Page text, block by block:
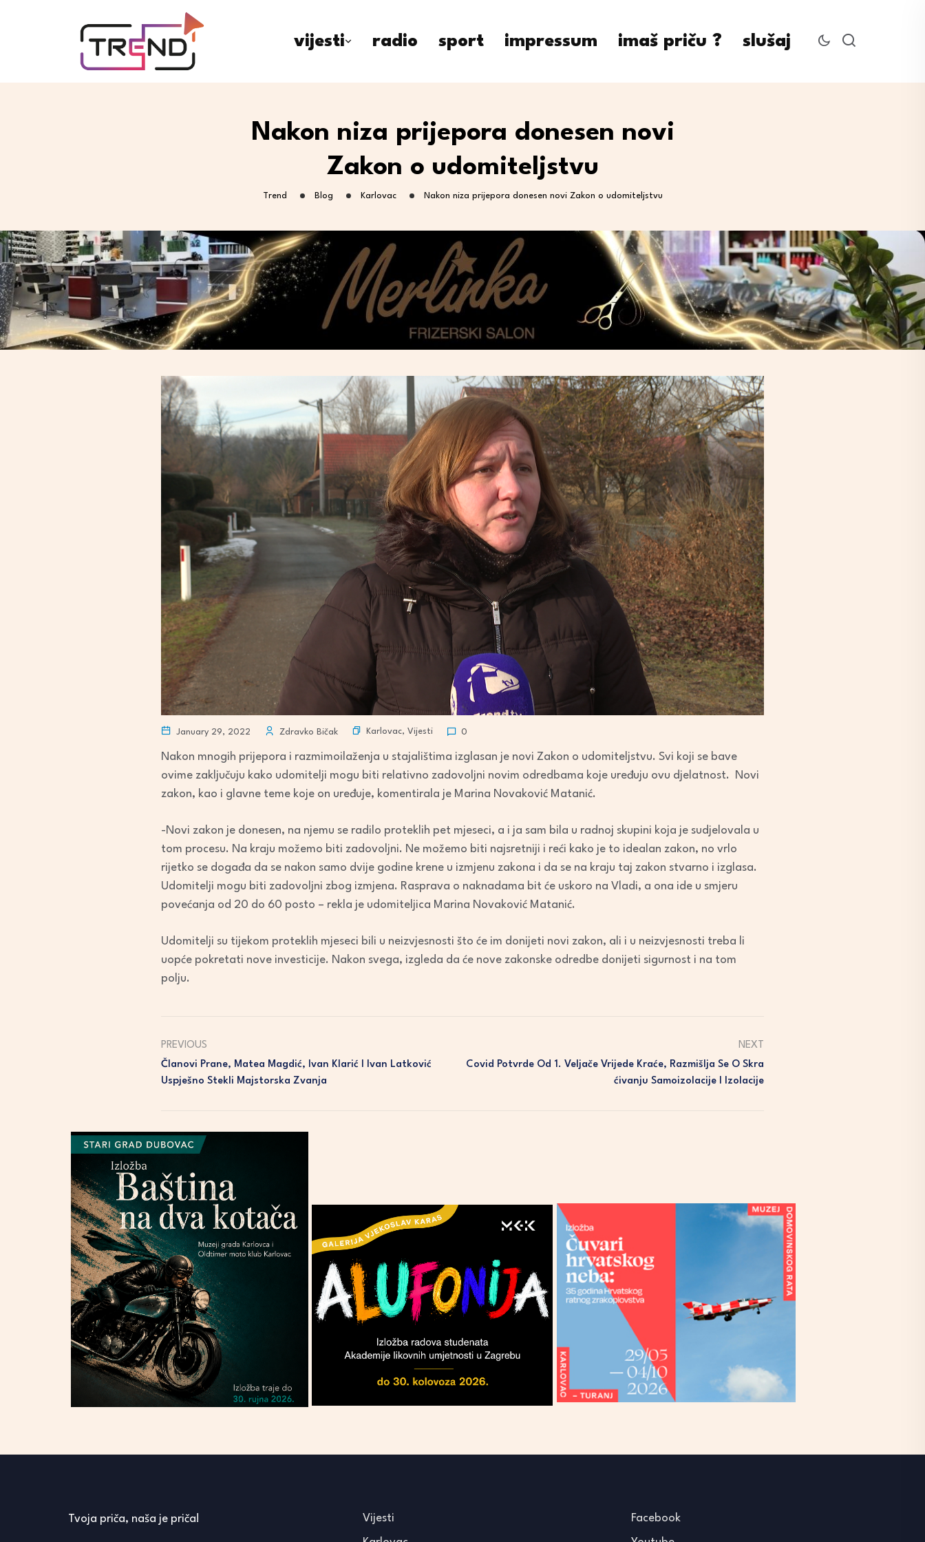
vijesti radio sport impressum imaš priču ? slušaj
Nakon niza prijepora donesen novi
Zakon o udomiteljstvu
Trend Blog Karlovac Nakon niza prijepora donesen novi Zakon o udomiteljstvu
January 29, 2022 Zdravko Bičak Karlovac, Vijesti 0
Nakon mnogih prijepora i razmimoilaženja u stajalištima izglasan je novi Zakon o udomiteljstvu. Svi koji se bave
ovime zaključuju kako udomitelji mogu biti relativno zadovoljni novim odredbama koje uređuju ovu djelatnost. Novi
zakon, kao i glavne teme koje on uređuje, komentirala je Marina Novaković Matanić.
-Novi zakon je donesen, na njemu se radilo proteklih pet mjeseci, a i ja sam bila u radnoj skupini koja je sudjelovala u
tom procesu. Na kraju možemo biti zadovoljni. Ne možemo biti najsretniji i reći kako je to idealan zakon, no vrlo
rijetko se događa da se nakon samo dvije godine krene u izmjenu zakona i da se na kraju taj zakon stvarno i izglasa.
Udomitelji mogu biti zadovoljni zbog izmjena. Rasprava o naknadama bit će uskoro na Vladi, a ona ide u smjeru
povećanja od 20 do 60 posto – rekla je udomiteljica Marina Novaković Matanić.
Udomitelji su tijekom proteklih mjeseci bili u neizvjesnosti što će im donijeti novi zakon, ali i u neizvjesnosti treba li
uopće pokretati nove investicije. Nakon svega, izgleda da će nove zakonske odredbe donijeti sigurnost i na tom
polju.
PREVIOUS
Članovi Prane, Matea Magdić, Ivan Klarić I Ivan Latković
Uspješno Stekli Majstorska Zvanja
NEXT
Covid Potvrde Od 1. Veljače Vrijede Kraće, Razmišlja Se O Skra
Ćivanju Samoizolacije I Izolacije
Tvoja priča, naša je priča! Vijesti Facebook